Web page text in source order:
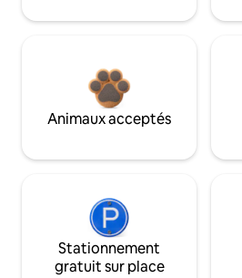
Animaux acceptés
Stationnement
gratuit sur place